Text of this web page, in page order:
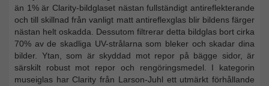
än 1% är Clarity-bildglaset nästan fullständigt antireflekterande
och till skillnad från vanligt matt antireflexglas blir bildens färger
nästan helt oskadda. Dessutom filtrerar detta bildglas bort cirka
70% av de skadliga UV-strålarna som bleker och skadar dina
bilder. Ytan, som är skyddad mot repor på bägge sidor, är
särskilt robust mot repor och rengöringsmedel. I kategorin
museiglas har Clarity från Larson-Juhl ett utmärkt förhållande